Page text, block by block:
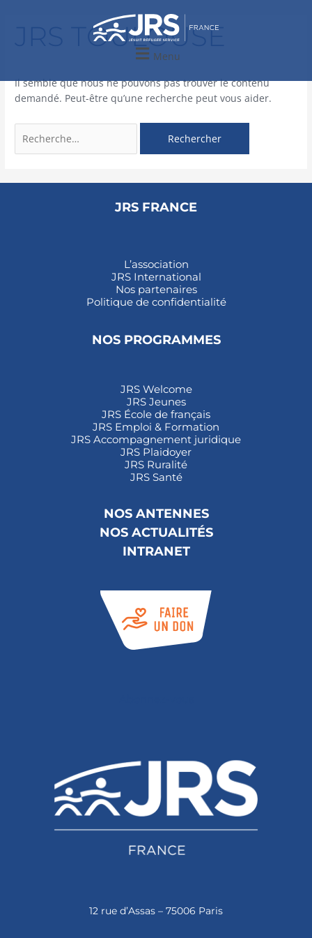
Menu
JRS TOULOUSE
Il semble que nous ne pouvons pas trouver le contenu
demandé. Peut-être qu’une recherche peut vous aider.
JRS FRANCE
L’association
JRS International
Nos partenaires
Politique de confidentialité
NOS PROGRAMMES
JRS Welcome
JRS Jeunes
JRS École de français
JRS Emploi & Formation
JRS Accompagnement juridique
JRS Plaidoyer
JRS Ruralité
JRS Santé
NOS ANTENNES
NOS ACTUALITÉS
INTRANET
12 rue d’Assas – 75006 Paris